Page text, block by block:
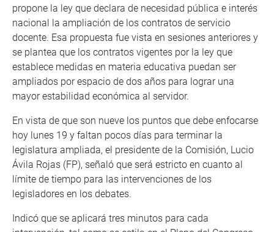
propone la ley que declara de necesidad pública e interés
nacional la ampliación de los contratos de servicio
docente. Esa propuesta fue vista en sesiones anteriores y
se plantea que los contratos vigentes por la ley que
establece medidas en materia educativa puedan ser
ampliados por espacio de dos años para lograr una
mayor estabilidad económica al servidor.
En vista de que son nueve los puntos que debe enfocarse
hoy lunes 19 y faltan pocos días para terminar la
legislatura ampliada, el presidente de la Comisión, Lucio
Ávila Rojas (FP), señaló que será estricto en cuanto al
límite de tiempo para las intervenciones de los
legisladores en los debates.
Indicó que se aplicará tres minutos para cada